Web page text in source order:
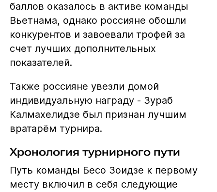
баллов оказалось в активе команды
Вьетнама, однако россияне обошли
конкурентов и завоевали трофей за
счет лучших дополнительных
показателей.
Также россияне увезли домой
индивидуальную награду - Зураб
Калмахелидзе был признан лучшим
вратарём турнира.
Хронология турнирного пути
Путь команды Бесо Зоидзе к первому
месту включил в себя следующие